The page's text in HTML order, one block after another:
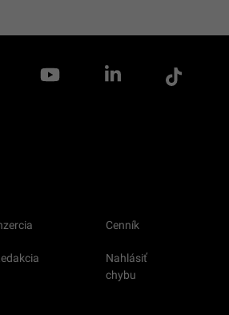
Cenník
Nahlásiť
chybu